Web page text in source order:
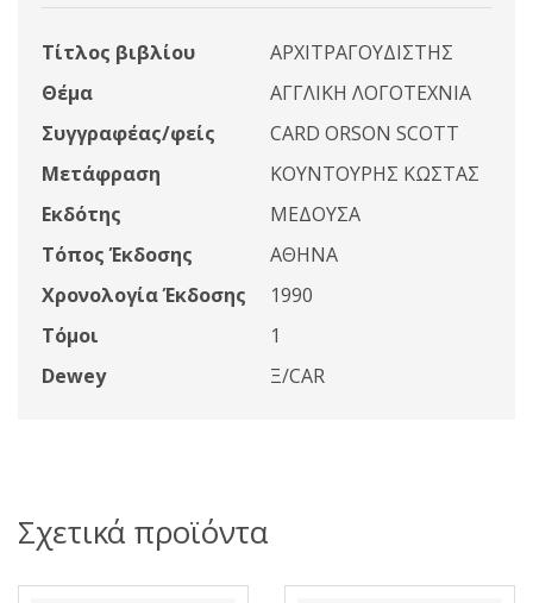
Τίτλος βιβλίου
ΑΡΧΙΤΡΑΓΟΥΔΙΣΤΗΣ
Θέμα
ΑΓΓΛΙΚΗ ΛΟΓΟΤΕΧΝΙΑ
Συγγραφέας/φείς
CARD ORSON SCOTT
Μετάφραση
ΚΟΥΝΤΟΥΡΗΣ ΚΩΣΤΑΣ
Εκδότης
ΜΕΔΟΥΣΑ
Τόπος Έκδοσης
ΑΘΗΝΑ
Χρονολογία Έκδοσης
1990
Τόμοι
1
Dewey
Ξ/CAR
Σχετικά προϊόντα